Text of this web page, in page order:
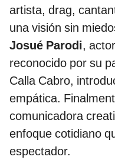
artista, drag,
una visión sin
Josué Parodi,
reconocido por su
Calla Cabro,
empática.
comunicadora
enfoque cotidiano
espectador.